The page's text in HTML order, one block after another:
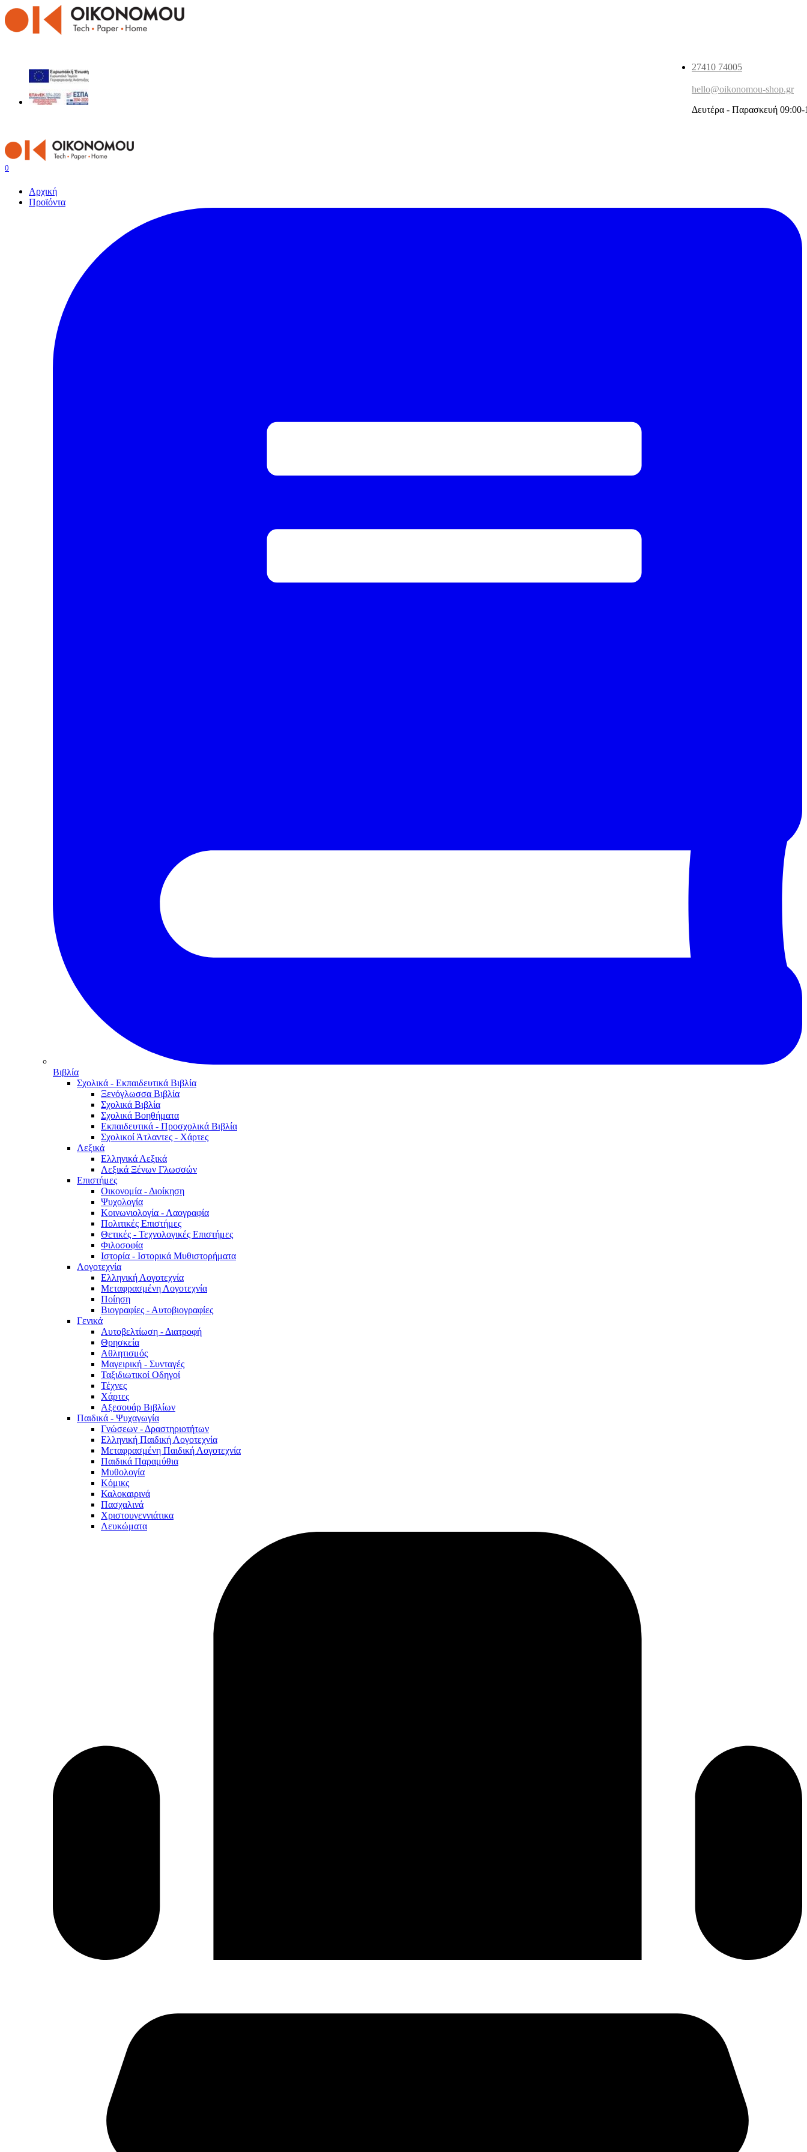
27410 74005
hello@oikonomou-shop.gr
Δευτέρα - Παρασκευή 09:00-
0
Αρχική
Προϊόντα
Βιβλία
Σχολικά - Εκπαιδευτικά Βιβλία
Ξενόγλωσσα Βιβλία
Σχολικά Βιβλία
Σχολικά Βοηθήματα
Εκπαιδευτικά - Προσχολικά Βιβλία
Σχολικοί Άτλαντες - Χάρτες
Λεξικά
Ελληνικά Λεξικά
Λεξικά Ξένων Γλωσσών
Επιστήμες
Οικονομία - Διοίκηση
Ψυχολογία
Κοινωνιολογία - Λαογραφία
Πολιτικές Eπιστήμες
Θετικές - Τεχνολογικές Επιστήμες
Φιλοσοφία
Ιστορία - Ιστορικά Μυθιστορήματα
Λογοτεχνία
Ελληνική Λογοτεχνία
Μεταφρασμένη Λογοτεχνία
Ποίηση
Βιογραφίες - Αυτοβιογραφίες
Γενικά
Αυτοβελτίωση - Διατροφή
Θρησκεία
Αθλητισμός
Μαγειρική - Συνταγές
Ταξιδιωτικοί Οδηγοί
Τέχνες
Χάρτες
Αξεσουάρ Βιβλίων
Παιδικά - Ψυχαγωγία
Γνώσεων - Δραστηριοτήτων
Ελληνική Παιδική Λογοτεχνία
Μεταφρασμένη Παιδική Λογοτεχνία
Παιδικά Παραμύθια
Μυθολογία
Κόμικς
Καλοκαιρινά
Πασχαλινά
Χριστουγεννιάτικα
Λευκώματα